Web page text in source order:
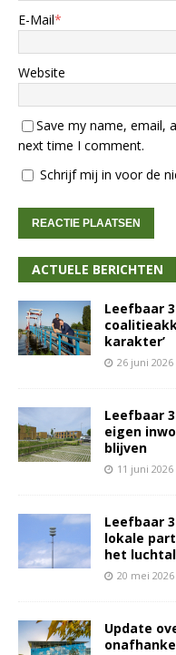
E-Mail*
Website
Save my name, email,
next time I comment.
Schrijf mij in voor de
ACTUELE BERICHTEN
Leefbaar
karakter’
26 juni 2026
Leefbaar
eigen
blijven
11 juni 2026
Leefbaar
lokale
het
20 mei 2026
Update